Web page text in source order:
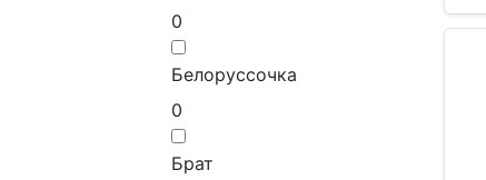
0
Белоруссочка
0
Брат